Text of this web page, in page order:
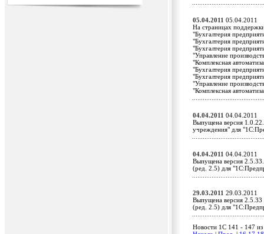
05.04.2011 05.04.2011
На страницах
"Бухгалтерия
"Бухгалтерия
"Бухгалтерия
"Управление
"Комплексная
"Бухгалтерия
"Бухгалтерия
"Управление
"Комплексная
04.04.2011 04.04.2011
Выпущена версия
учреждения" для
04.04.2011 04.04.2011
Выпущена версия
(ред. 2.5) для
29.03.2011 29.03.2011
Выпущена версия 2.5.33
(ред. 2.5) для
Новости 1C 141 - 147